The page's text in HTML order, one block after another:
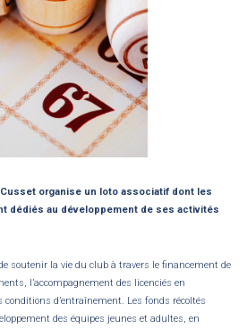
organise un loto associatif dont les
dédiés au développement de ses activités
soutenir la vie du club à travers le financement de
l’accompagnement des licenciés en
conditions d’entraînement. Les fonds récoltés
des équipes jeunes et adultes, en